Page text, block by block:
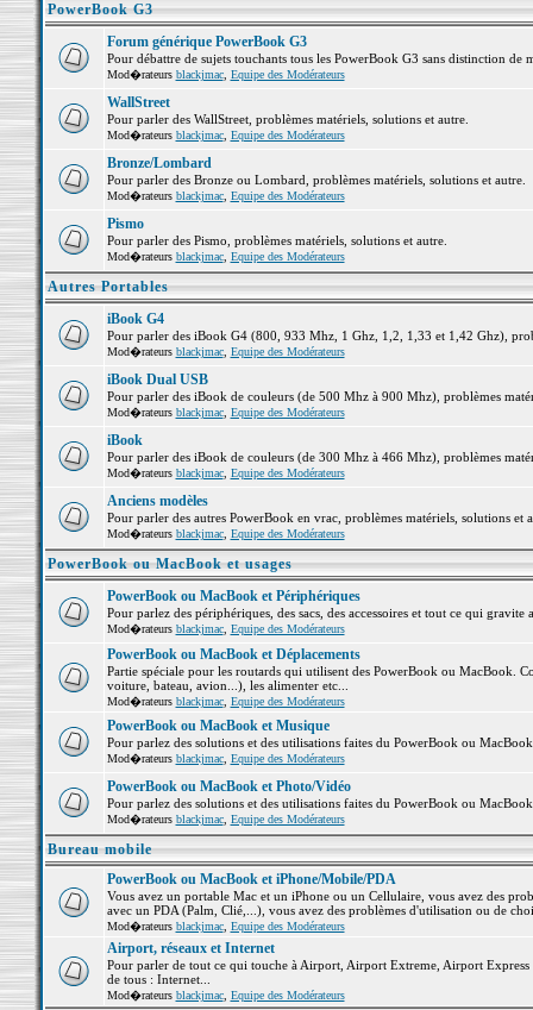
PowerBook G3
Forum générique PowerBook G3
Pour débattre de sujets touchants tous les PowerBook G3 sans distinction de
Mod�rateurs blackjmac, Equipe des Modérateurs
WallStreet
Pour parler des WallStreet, problèmes matériels, solutions et autre.
Mod�rateurs blackjmac, Equipe des Modérateurs
Bronze/Lombard
Pour parler des Bronze ou Lombard, problèmes matériels, solutions et autre.
Mod�rateurs blackjmac, Equipe des Modérateurs
Pismo
Pour parler des Pismo, problèmes matériels, solutions et autre.
Mod�rateurs blackjmac, Equipe des Modérateurs
Autres Portables
iBook G4
Pour parler des iBook G4 (800, 933 Mhz, 1 Ghz, 1,2, 1,33 et 1,42 Ghz),
Mod�rateurs blackjmac, Equipe des Modérateurs
iBook Dual USB
Pour parler des iBook de couleurs (de 500 Mhz à 900 Mhz), problèmes
Mod�rateurs blackjmac, Equipe des Modérateurs
iBook
Pour parler des iBook de couleurs (de 300 Mhz à 466 Mhz), problèmes
Mod�rateurs blackjmac, Equipe des Modérateurs
Anciens modèles
Pour parler des autres PowerBook en vrac, problèmes matériels, solutions et
Mod�rateurs blackjmac, Equipe des Modérateurs
PowerBook ou MacBook et usages
PowerBook ou MacBook et Périphériques
Pour parlez des périphériques, des sacs, des accessoires et tout ce qui
Mod�rateurs blackjmac, Equipe des Modérateurs
PowerBook ou MacBook et Déplacements
Partie spéciale pour les routards qui utilisent des PowerBook ou MacBook.
voiture, bateau, avion...), les alimenter etc...
Mod�rateurs blackjmac, Equipe des Modérateurs
PowerBook ou MacBook et Musique
Pour parlez des solutions et des utilisations faites du PowerBook ou
Mod�rateurs blackjmac, Equipe des Modérateurs
PowerBook ou MacBook et Photo/Vidéo
Pour parlez des solutions et des utilisations faites du PowerBook ou
Mod�rateurs blackjmac, Equipe des Modérateurs
Bureau mobile
PowerBook ou MacBook et iPhone/Mobile/PDA
Vous avez un portable Mac et un iPhone ou un Cellulaire, vous avez des
avec un PDA (Palm, Clié,...), vous avez des problèmes d'utilisation ou de
Mod�rateurs blackjmac, Equipe des Modérateurs
Airport, réseaux et Internet
Pour parler de tout ce qui touche à Airport, Airport Extreme, Airport
de tous : Internet...
Mod�rateurs blackjmac, Equipe des Modérateurs